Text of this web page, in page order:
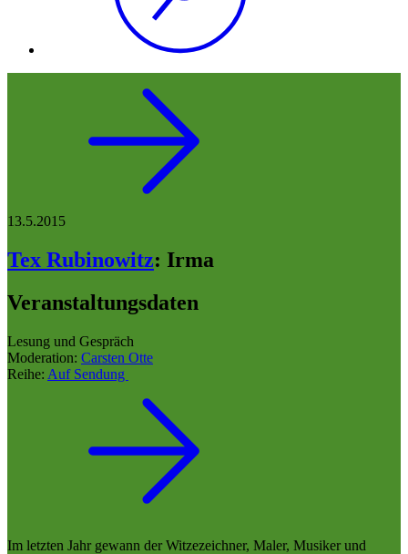
13.5.2015
Tex Rubinowitz: Irma
Veranstaltungsdaten
Lesung und Gespräch
Moderation: Carsten Otte
Reihe: Auf Sendung
Im letzten Jahr gewann der Witzezeichner, Maler, Musiker und